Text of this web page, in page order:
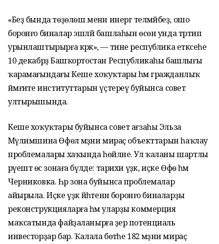
«Беҙ бында төҙөлөш менән инергә теләмәйбеҙ, ошо
боронғо биналар эшләй башлаһын өсөн унда тәртип
урынлаштырырға кәрәк», — тине республика етәксеһе
10 декабрҙә Башҡортостан Республикаһы башлығы
ҡарамағындағы Кеше хоҡуҡтары һәм гражданлыҡ
йәмғиәте институттарын үҫтереү буйынса совет
ултырышында.
Кеше хоҡуҡтары буйынса совет ағзаһы Эльза
Мәүлимшина Өфөлә мәҙәни мираҫ объекттарын һаҡлау
проблемалары хаҡында һөйләне. Ул ҡаланы шартлы
рәүештә өс зонаға бүлде: тарихи үҙәк, иҫке Өфө һәм
Черниковка. Һәр зона буйынса проблемалар
айырыла. Иҫке үҙәк йәһәтенән боронғо биналарҙы
реконструкцияларға һәм уларҙы коммерция
маҡсатында файҙаланырға әҙер потенциаль
инвесторҙар бар. Ҡалала бөтәһе 182 мәҙәни мираҫ